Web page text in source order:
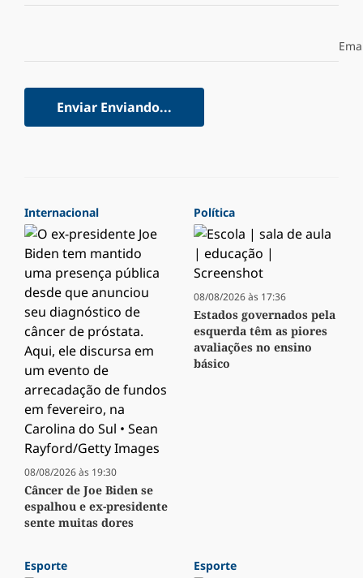
Enviar Enviando...
Internacional
08/08/2026 às 19:30
Câncer de Joe Biden se
espalhou e ex-presidente
sente muitas dores
Política
08/08/2026 às 17:36
Estados governados pela
esquerda têm as piores
avaliações no ensino
básico
Esporte Esporte